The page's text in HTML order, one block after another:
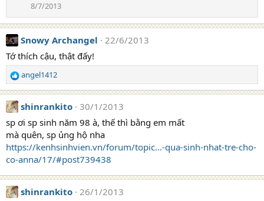
8/7/2013
Snowy Archangel
22/6/2013
Tớ thích cậu, thật đấy!
R
e
a
c
t
i
o
n
s
:
angel1412
shinrankito 30/1/2013
sp ơi sp sinh năm 98 à, thế thì bằng em mất
mà quên, sp ủng hộ nha
https://kenhsinhvien.vn/forum/topic...-qua-sinh-nhat-tre-cho-
co-anna/17/#post739438
shinrankito 26/1/2013